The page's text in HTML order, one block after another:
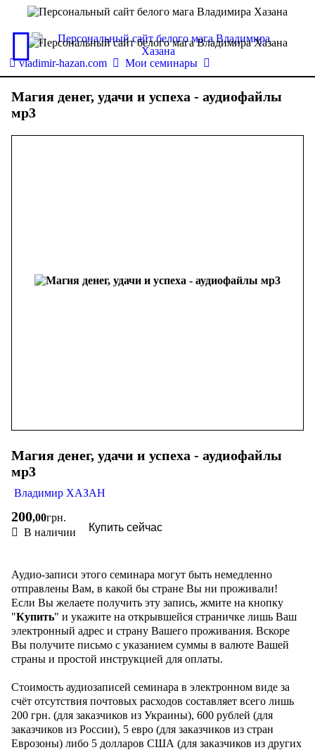
vladimir-hazan.com Мои семинары
Магия денег, удачи и успеха - аудиофайлы
мр3
Магия денег, удачи и успеха - аудиофайлы
мр3
Владимир ХАЗАН
200,00грн.
В наличии
Купить сейчас
Аудио-записи этого семинара могут быть немедленно
отправлены Вам, в какой бы стране Вы ни проживали!
Если Вы желаете получить эту запись, жмите на кнопку
"Купить" и укажите на открывшейся страничке лишь Ваш
электронный адрес и страну Вашего проживания. Вскоре
Вы получите письмо с указанием суммы в валюте Вашей
страны и простой инструкцией для оплаты.
Стоимость аудиозаписей семинара в электронном виде за
счёт отсутствия почтовых расходов составляет всего лишь
200 грн. (для заказчиков из Украины), 600 рублей (для
заказчиков из России), 5 евро (для заказчиков из стран
Еврозоны) либо 5 долларов США (для заказчиков из других